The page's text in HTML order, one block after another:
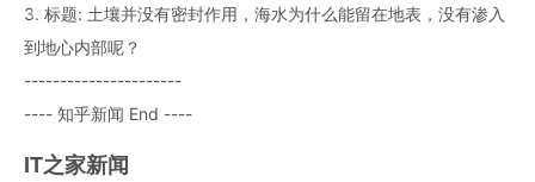
3. 标题: 土壤并没有密封作用，海水为什么能留在地表，没有渗入
到地心内部呢？
----------------------
---- 知乎新闻 End ----
IT之家新闻